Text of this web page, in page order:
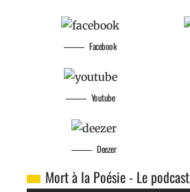
Facebook
Youtube
Deezer
Mort à la Poésie - Le podcast